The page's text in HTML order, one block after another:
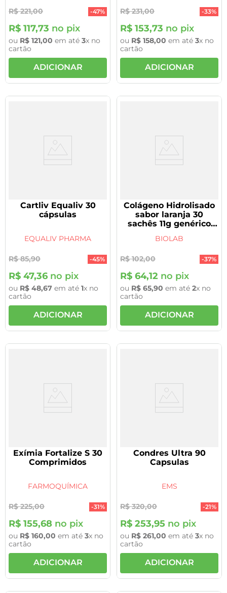
R$ 221,00 -47%
R$ 117,73 no pix
ou R$ 121,00 em até 3x no
cartão
ADICIONAR
R$ 231,00 -33%
R$ 153,73 no pix
ou R$ 158,00 em até 3x no
cartão
ADICIONAR
Cartliv Equaliv 30
cápsulas
EQUALIV PHARMA
R$ 85,90 -45%
R$ 47,36 no pix
ou R$ 48,67 em até 1x no
cartão
ADICIONAR
Colágeno Hidrolisado
sabor laranja 30
sachês 11g genérico
BIOLAB
R$ 102,00 -37%
R$ 64,12 no pix
ou R$ 65,90 em até 2x no
cartão
ADICIONAR
Exímia Fortalize S 30
Comprimidos
FARMOQUÍMICA
R$ 225,00 -31%
R$ 155,68 no pix
ou R$ 160,00 em até 3x no
cartão
ADICIONAR
Condres Ultra 90
Capsulas
EMS
R$ 320,00 -21%
R$ 253,95 no pix
ou R$ 261,00 em até 3x no
cartão
ADICIONAR